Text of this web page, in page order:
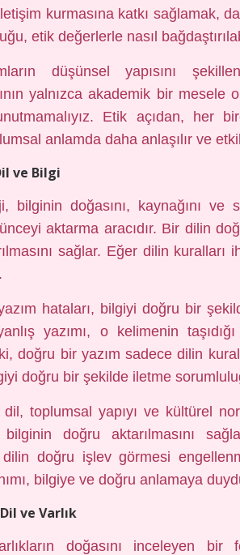
kurmasına katkı sağlamak,
etik değerlerle nasıl
düşünsel yapısını
yalnızca akademik bir mesele
unutmamalıyız. Etik açıdan, her
anlamda daha anlaşılır ve
ve Bilgi
bilginin doğasını, kaynağını ve
aktarma aracıdır. Bir dilin
sağlar. Eğer dilin
hataları, bilgiyi doğru bir
yazımı, o kelimenin
doğru bir yazım sadece dilin
doğru bir şekilde iletme
toplumsal yapıyı ve kültürel
bilginin doğru aktarılmasını
dilin doğru işlev görmesi
bilgiye ve doğru anlamaya
ve Varlık
doğasını inceleyen